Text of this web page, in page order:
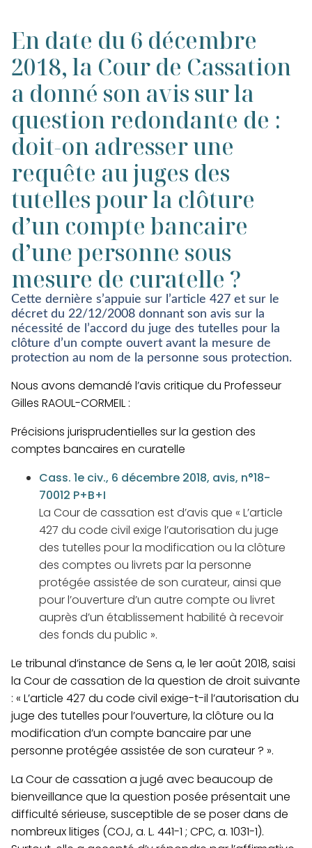
En date du 6 décembre
2018, la Cour de Cassation
a donné son avis sur la
question redondante de :
doit-on adresser une
requête au juges des
tutelles pour la clôture
d’un compte bancaire
d’une personne sous
mesure de curatelle ?
Cette dernière s’appuie sur l’article 427 et sur le
décret du 22/12/2008 donnant son avis sur la
nécessité de l’accord du juge des tutelles pour la
clôture d’un compte ouvert avant la mesure de
protection au nom de la personne sous protection.
Nous avons demandé l’avis critique du Professeur
Gilles RAOUL-CORMEIL :
Précisions jurisprudentielles sur la gestion des
comptes bancaires en curatelle
Cass. 1e civ., 6 décembre 2018, avis, n°18-
70012 P+B+I
La Cour de cassation est d’avis que « L’article
427 du code civil exige l’autorisation du juge
des tutelles pour la modification ou la clôture
des comptes ou livrets par la personne
protégée assistée de son curateur, ainsi que
pour l’ouverture d’un autre compte ou livret
auprès d’un établissement habilité à recevoir
des fonds du public ».
Le tribunal d’instance de Sens a, le 1er août 2018, saisi
la Cour de cassation de la question de droit suivante
: « L’article 427 du code civil exige-t-il l’autorisation du
juge des tutelles pour l’ouverture, la clôture ou la
modification d’un compte bancaire par une
personne protégée assistée de son curateur ? ».
La Cour de cassation a jugé avec beaucoup de
bienveillance que la question posée présentait une
difficulté sérieuse, susceptible de se poser dans de
nombreux litiges (COJ, a. L. 441-1 ; CPC, a. 1031-1).